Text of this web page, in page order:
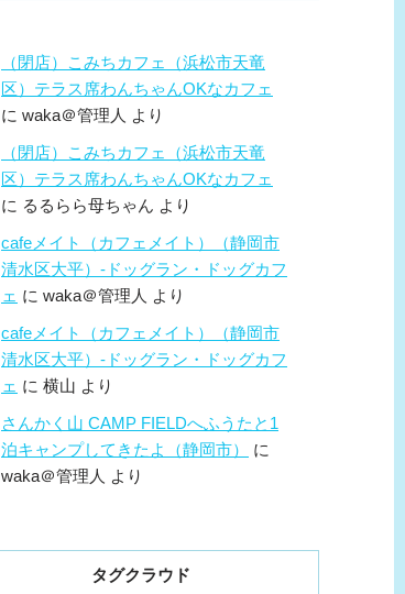
（閉店）こみちカフェ（浜松市天竜
区）テラス席わんちゃんOKなカフェ
に waka＠管理人 より
（閉店）こみちカフェ（浜松市天竜
区）テラス席わんちゃんOKなカフェ
に るるらら母ちゃん より
cafeメイト（カフェメイト）（静岡市
清水区大平）-ドッグラン・ドッグカフ
ェ に waka＠管理人 より
cafeメイト（カフェメイト）（静岡市
清水区大平）-ドッグラン・ドッグカフ
ェ に 横山 より
さんかく山 CAMP FIELDへふうたと1
泊キャンプしてきたよ（静岡市）
に
waka＠管理人 より
タグクラウド